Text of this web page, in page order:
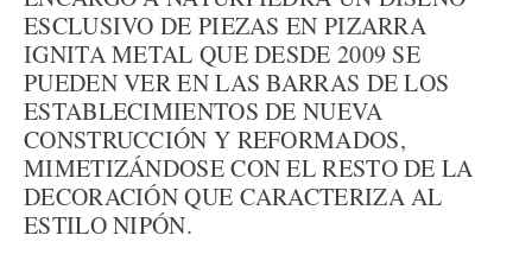
ESCLUSIVO DE PIEZAS EN PIZARRA
IGNITA METAL QUE DESDE 2009 SE
PUEDEN VER EN LAS BARRAS DE LOS
ESTABLECIMIENTOS DE NUEVA
CONSTRUCCIÓN Y REFORMADOS,
MIMETIZÁNDOSE CON EL RESTO DE LA
DECORACIÓN QUE CARACTERIZA AL
ESTILO NIPÓN.